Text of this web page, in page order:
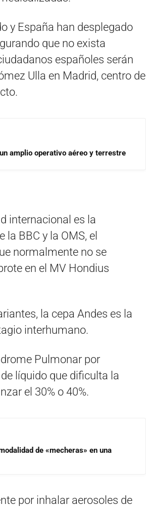
y España han desplegado
que no exista
españoles serán
Ulla en Madrid, centro de
amplio operativo aéreo y terrestre
internacional es la
BBC y la OMS, el
normalmente no se
en el MV Hondius
la cepa Andes es la
interhumano.
Pulmonar por
líquido que dificulta la
el 30% o 40%.
de «mecheras» en una
por inhalar aerosoles de